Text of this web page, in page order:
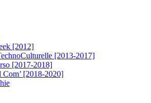
[2012]
[2013-2017]
[2017-2018]
Com’ [2018-2020]